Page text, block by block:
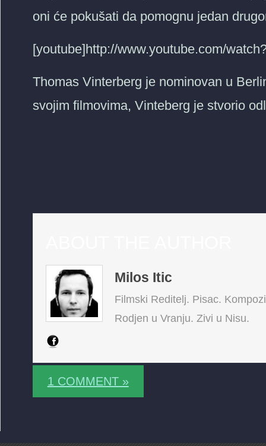
oni će pokušati da pomognu jedan
[youtube]http://www.youtube.com/
Thomas Vinterberg je nominovan u
svojim filmovima, Vinteberg je stvorio
Milos Itic
Filmski Reditelj. Pisac.
Rodjen u Vranju. Zivi u Nisu.
1 COMMENT »